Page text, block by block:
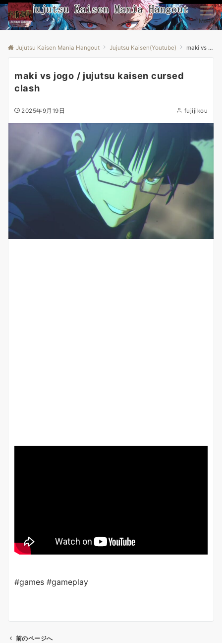
Menu
Jujutsu Kaisen Mania Hangout Jujutsu Kaisen(Youtube) maki vs jogo / jujutsu kaisen cursed clash
maki vs jogo / jujutsu kaisen cursed
clash
2025年9月19日 fujijikou
#games #gameplay
前のページへ